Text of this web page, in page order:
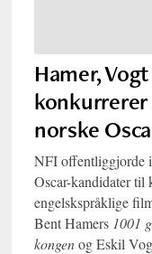
Hamer,
norske
NFI offentliggjorde i
Oscar-kandidater til
engelskspråklige
Bent Hamers 1001
kongenog Eskil